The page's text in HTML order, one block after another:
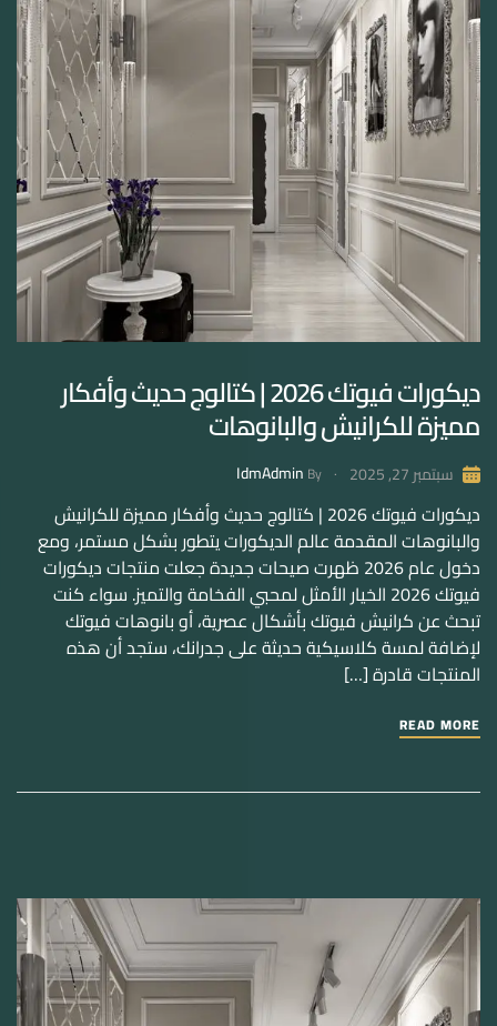
ديكورات فيوتك 2026 | كتالوج حديث وأفكار
مميزة للكرانيش والبانوهات
سبتمبر 27, 2025 By
IdmAdmin
ديكورات فيوتك 2026 | كتالوج حديث وأفكار مميزة للكرانيش
والبانوهات المقدمة عالم الديكورات يتطور بشكل مستمر، ومع
دخول عام 2026 ظهرت صيحات جديدة جعلت منتجات ديكورات
فيوتك 2026 الخيار الأمثل لمحبي الفخامة والتميز. سواء كنت
تبحث عن كرانيش فيوتك بأشكال عصرية، أو بانوهات فيوتك
لإضافة لمسة كلاسيكية حديثة على جدرانك، ستجد أن هذه
المنتجات قادرة […]
READ MORE